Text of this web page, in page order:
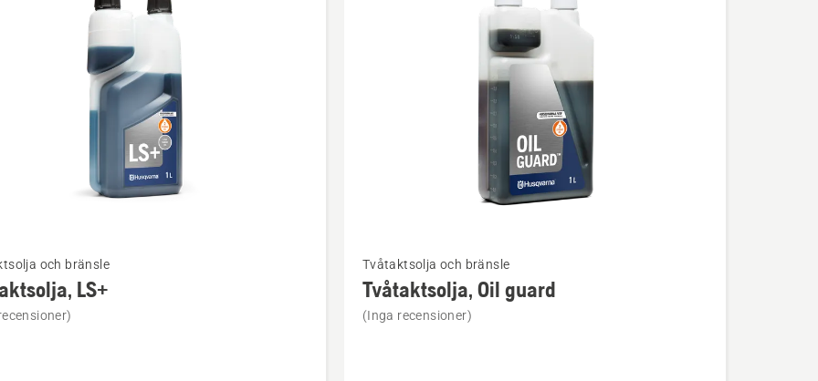
och bränsle
LS+
mer
information
om
Tvåtaktsolja och bränsle
Tvåtaktsolja, Oil guard
(Inga recensioner)